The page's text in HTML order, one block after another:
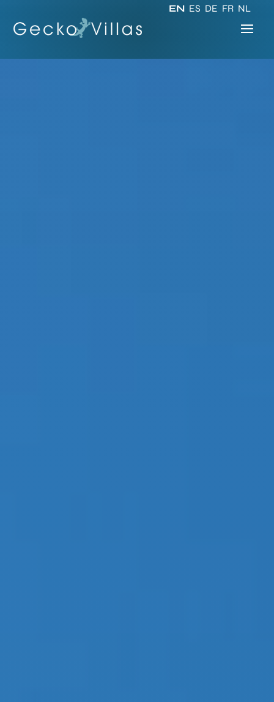
EN ES DE FR NL